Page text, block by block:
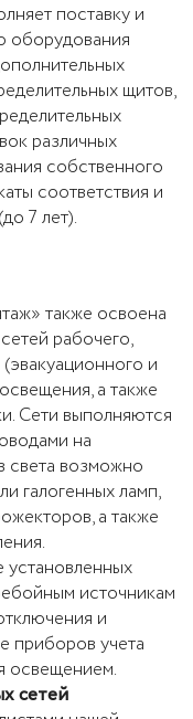
поставку и
оборудования
щитов,
различных
собственного
соответствия и
7 лет).
также освоена
рабочего,
и
а также
Сети выполняются
на
света возможно
галогенных ламп,
а также
источникам
и
приборов учета
освещением.
сетей